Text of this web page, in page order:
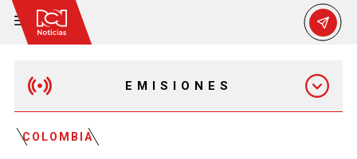
EMISIONES
COLOMBIA